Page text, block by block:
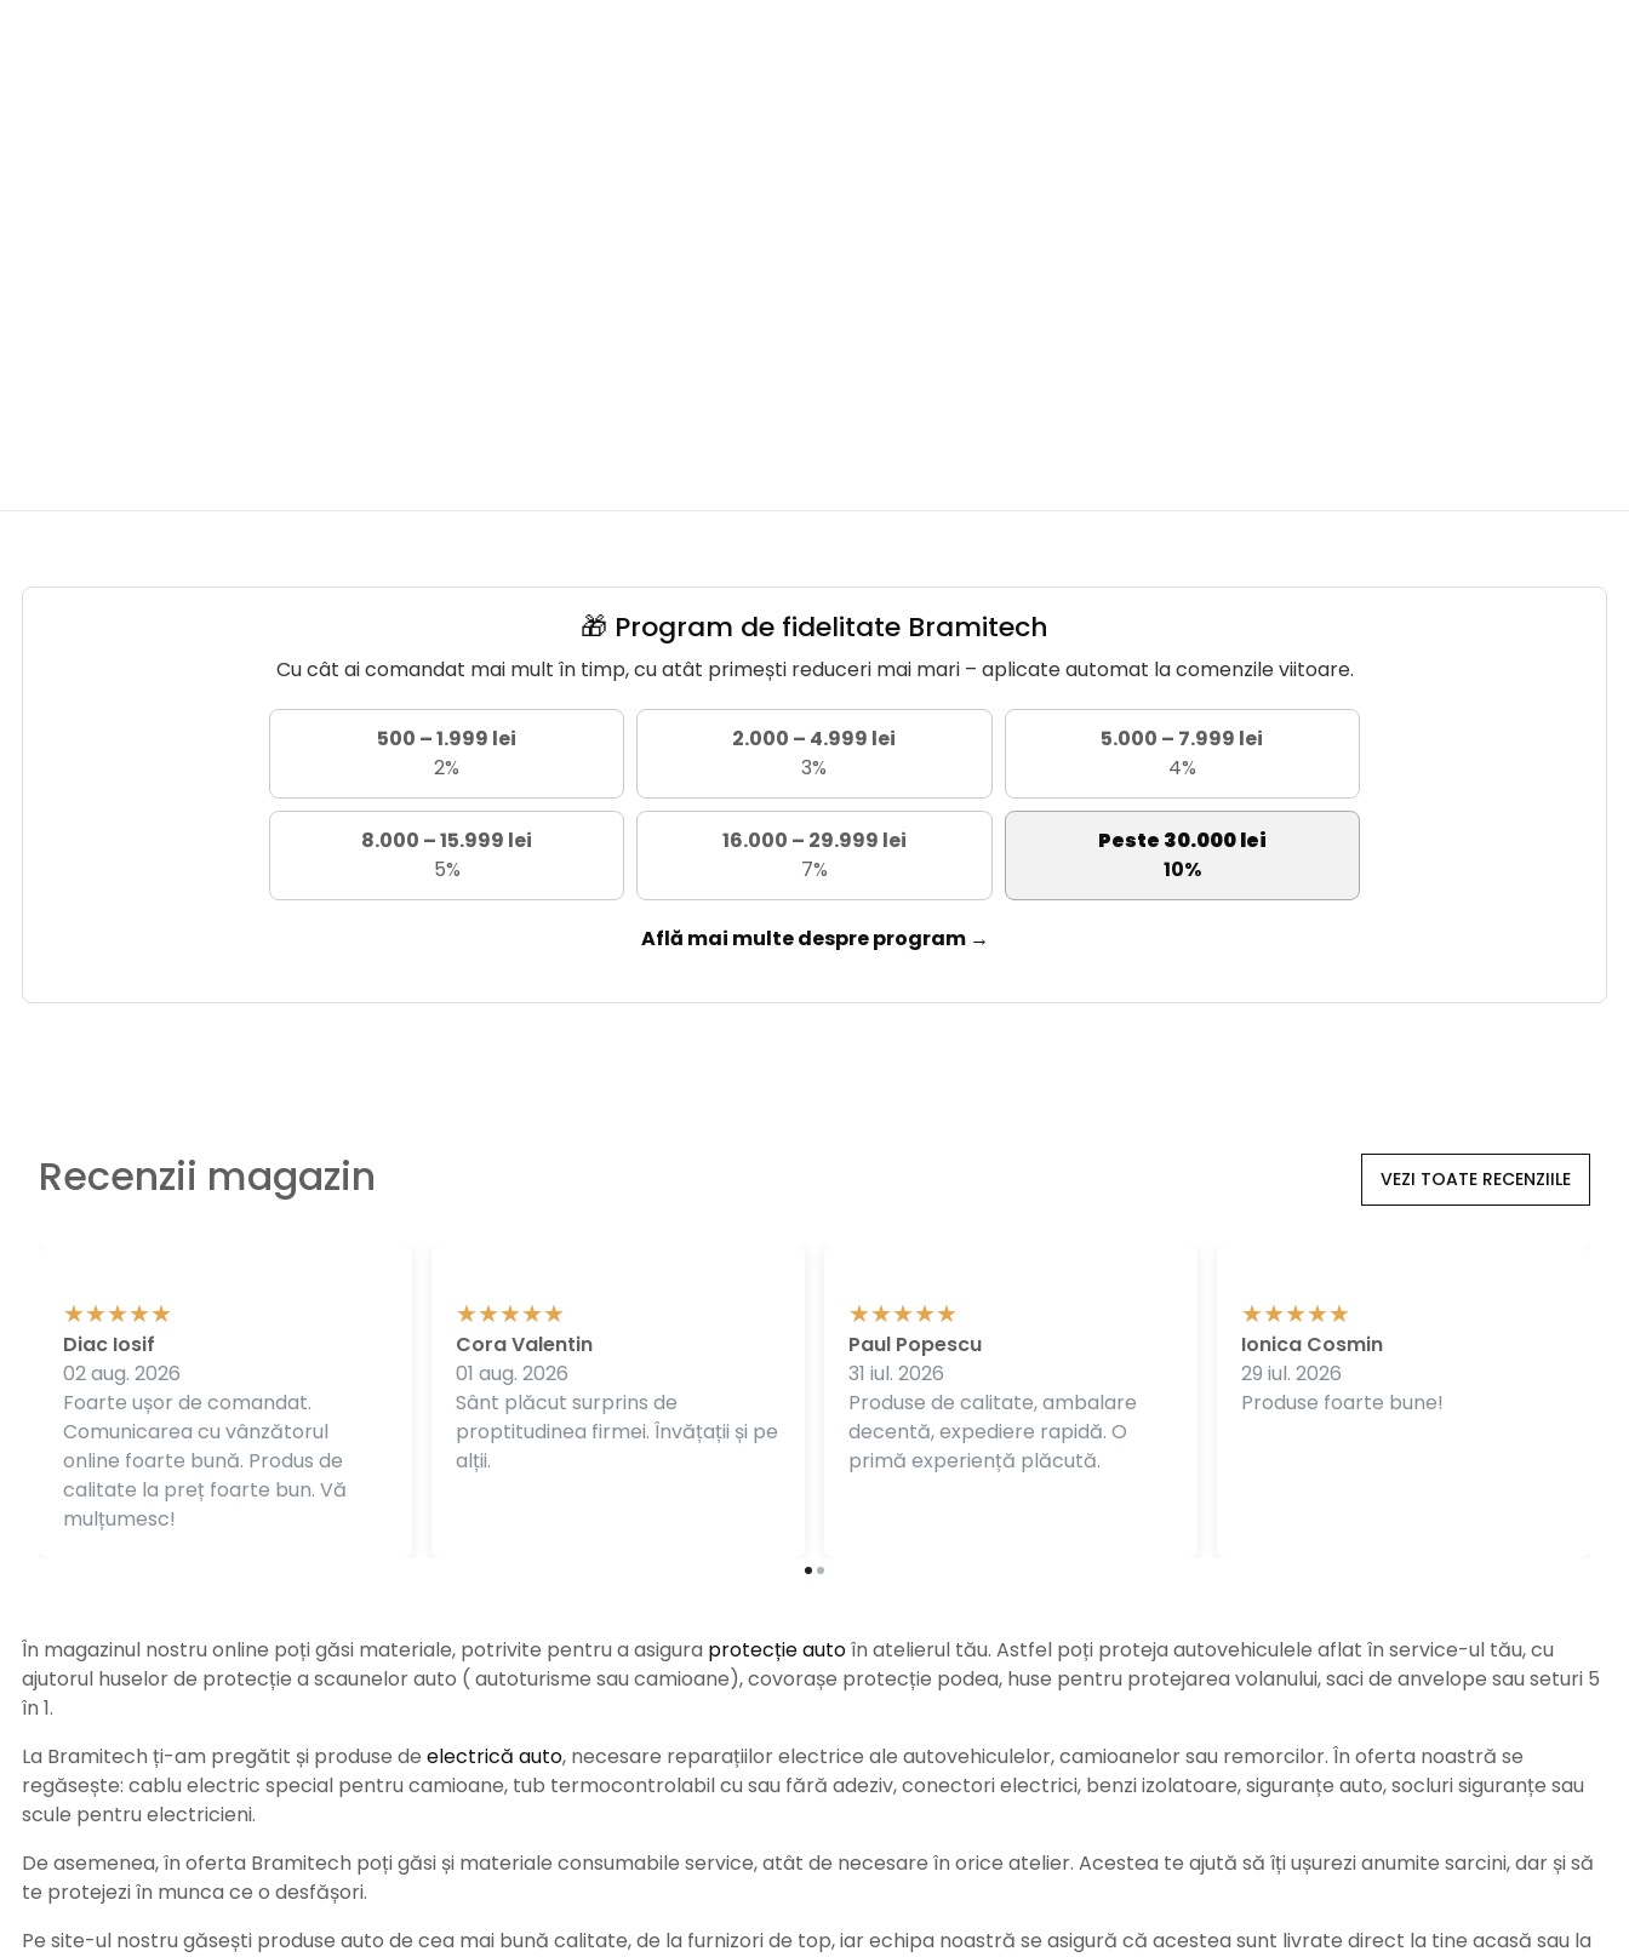
🎁 Program de fidelitate Bramitech
Cu cât ai comandat mai mult în timp, cu atât primești reduceri mai mari – aplicate automat la comenzile viitoare.
500 – 1.999 lei
2%
2.000 – 4.999 lei
3%
5.000 – 7.999 lei
4%
8.000 – 15.999 lei
5%
16.000 – 29.999 lei
7%
Peste 30.000 lei
10%
Află mai multe despre program →
Recenzii magazin VEZI TOATE RECENZIILE
Foarte ușor de comandat.
Comunicarea cu vânzătorul
online foarte bună. Produs de
calitate la preț foarte bun. Vă
mulțumesc!
Diac Iosif
02 aug. 2026
Sânt plăcut surprins de
proptitudinea firmei. Învățații și pe
alții.
Cora Valentin
01 aug. 2026
Produse de calitate, ambalare
decentă, expediere rapidă. O
primă experiență plăcută.
Paul Popescu
31 iul. 2026
Produse foarte bune!
Ionica Cosmin
29 iul. 2026
În magazinul nostru online poți găsi materiale, potrivite pentru a asigura protecție autoîn atelierul tău. Astfel poți proteja autovehiculele aflat în service-ul tău, cu
ajutorul huselor de protecție a scaunelor auto ( autoturisme sau camioane), covorașe protecție podea, huse pentru protejarea volanului, saci de anvelope sau seturi 5
în 1.
La Bramitech ți-am pregătit și produse de electrică auto, necesare reparațiilor electrice ale autovehiculelor, camioanelor sau remorcilor. În oferta noastră se
regăsește: cablu electric special pentru camioane, tub termocontrolabil cu sau fără adeziv, conectori electrici, benzi izolatoare, siguranțe auto, socluri siguranțe sau
scule pentru electricieni.
De asemenea, în oferta Bramitech poți găsi și materiale consumabile service, atât de necesare în orice atelier. Acestea te ajută să îți ușurezi anumite sarcini, dar și să
te protejezi în munca ce o desfășori.
Pe site-ul nostru găsești produse auto de cea mai bună calitate, de la furnizori de top, iar echipa noastră se asigură că acestea sunt livrate direct la tine acasă sau la